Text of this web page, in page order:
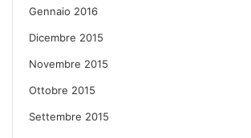
Gennaio 2016
Dicembre 2015
Novembre 2015
Ottobre 2015
Settembre 2015